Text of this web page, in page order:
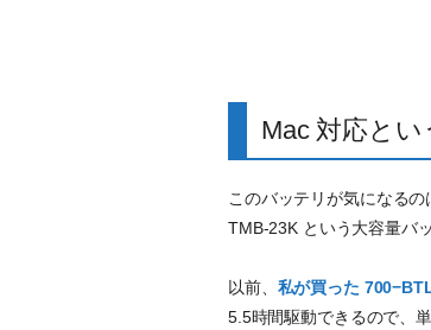
Mac 対応と
このバッテリが気になる
TMB-23K という大容量バ
以前、 私が買った
5.5時間駆動できるので、